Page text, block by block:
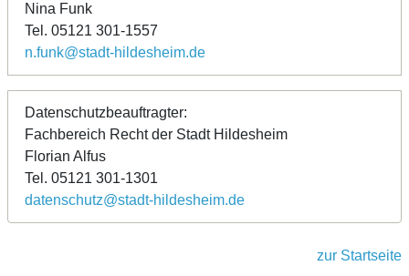
Nina Funk
Tel. 05121 301-1557
n.funk@stadt-hildesheim.de
Datenschutzbeauftragter:
Fachbereich Recht der Stadt Hildesheim
Florian Alfus
Tel. 05121 301-1301
datenschutz@stadt-hildesheim.de
zur Startseite